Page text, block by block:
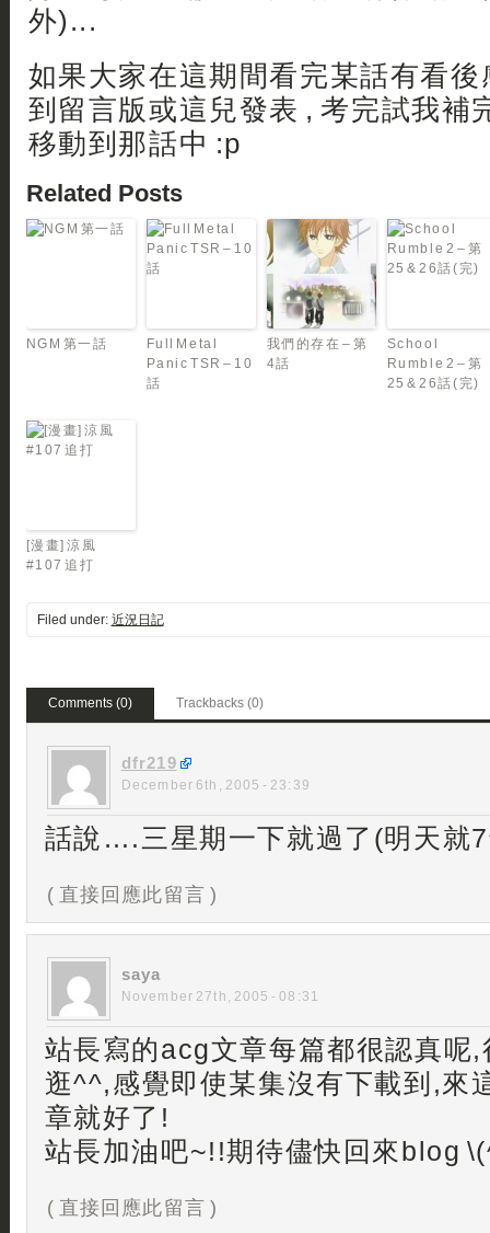
外)...
如果大家在這期間看完某話有看後
到留言版或這兒發表 , 考完試我補
移動到那話中 :p
Related Posts
NGM 第一話
Full Metal
Panic TSR – 10
話
我們的存在 – 第
4話
School
Rumble 2 – 第
25 & 26話(完)
[漫畫] 涼風
#107 追打
Filed under: 近況日記
Comments (0) Trackbacks (0)
dfr219
December 6th, 2005 - 23:39
話說….三星期一下就過了(明天就
( 直接回應此留言 )
saya
November 27th, 2005 - 08:31
站長寫的acg文章每篇都很認真呢
逛^^,感覺即使某集沒有下載到,來
章就好了!
站長加油吧~!!期待儘快回來blog
( 直接回應此留言 )